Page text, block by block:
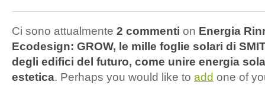
Ci sono attualmente 2 commenti on Energia
Ecodesign: GROW, le mille foglie solari di
degli edifici del futuro, come unire energia
estetica. Perhaps you would like to add one of